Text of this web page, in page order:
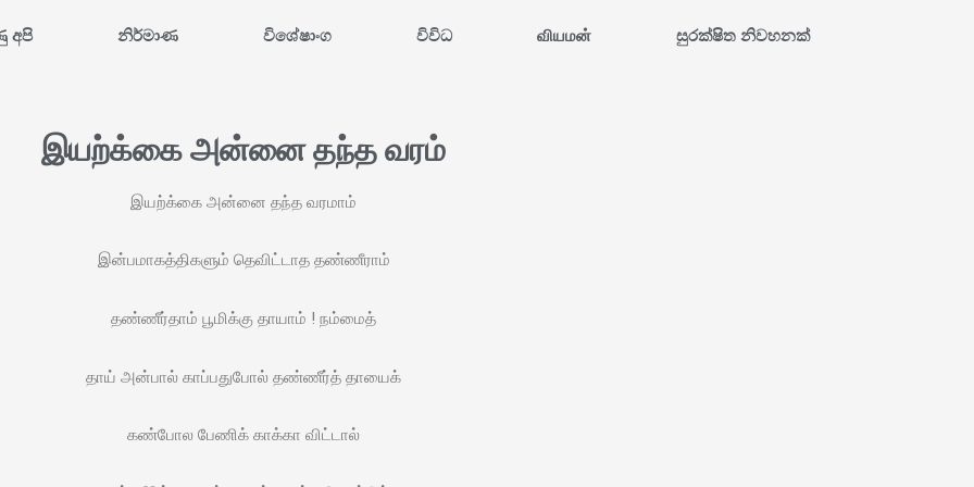
අපි නිර්මාණ විශේෂාංග විවිධ வியமன் සුරක්ෂිත නිවහනක්
இயற்க்கை அன்னை தந்த வரம்
இயற்க்கை அன்னை தந்த வரமாம்
இன்பமாகத்திகளும் தெவிட்டாத தண்ணீராம்
தண்ணீர்தாம் பூமிக்கு தாயாம் ! நம்மைத்
தாய் அன்பால் காப்பதுபோல் தண்ணீர்த் தாயைக்
கண்போல பேணிக் காக்கா விட்டால்